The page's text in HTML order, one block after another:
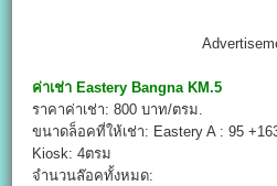
ค่าเช่า Eastery Bangna KM.5
ราคาค่าเช่า: 800 บาท/ตรม.
ขนาดล็อคที่ให้เช่า: Eastery A : 95
Kiosk: 4ตรม
จำนวนล๊อคทั้งหมด: